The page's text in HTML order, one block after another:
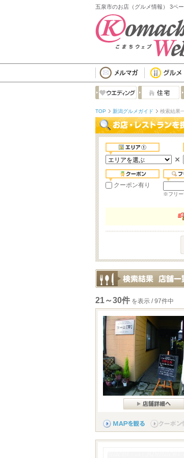
五泉市のお店（グルメ情報） 3ペ
TOP 新潟グルメガイド 検索結果
クーポン有り
※フリー
21～30件 を表示 / 97件中